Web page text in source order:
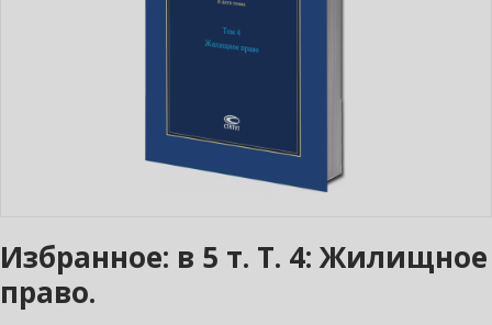
Избранное: в 5 т. Т. 4: Жилищное
право.